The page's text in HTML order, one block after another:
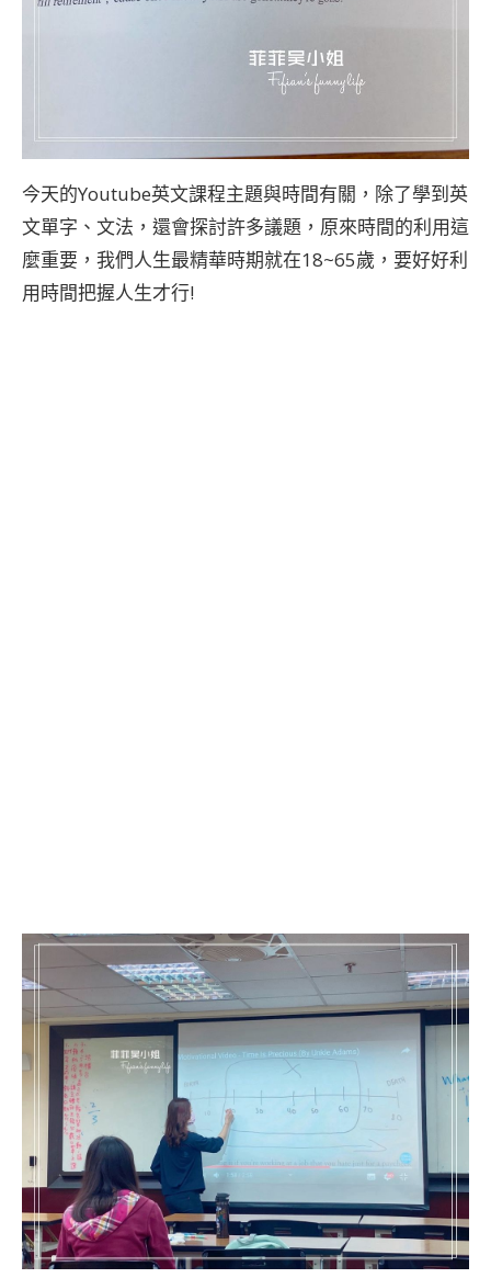
今天的Youtube英文課程主題與時間有關，除了學到英
文單字、文法，還會探討許多議題，原來時間的利用這
麼重要，我們人生最精華時期就在18~65歲，要好好利
用時間把握人生才行!